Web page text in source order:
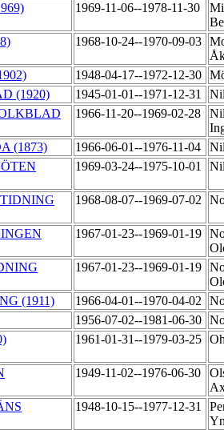
1969-11-06--1978-11-30
1968-10-24--1970-09-03
1948-04-17--1972-12-30
(1920)
1945-01-01--1971-12-31
1966-11-20--1969-02-28
(1873)
1966-06-01--1976-11-04
1969-03-24--1975-10-01
1968-08-07--1969-07-02
1967-01-23--1969-01-19
1967-01-23--1969-01-19
(1911)
1966-04-01--1970-04-02
1956-07-02--1981-06-30
1961-01-31--1979-03-25
1949-11-02--1976-06-30
1948-10-15--1977-12-31